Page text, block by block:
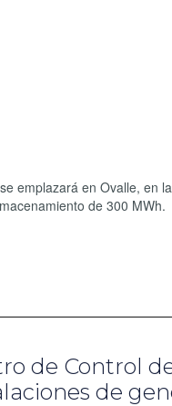
emplazará en Ovalle, en
de 300 MWh.
de Control
de